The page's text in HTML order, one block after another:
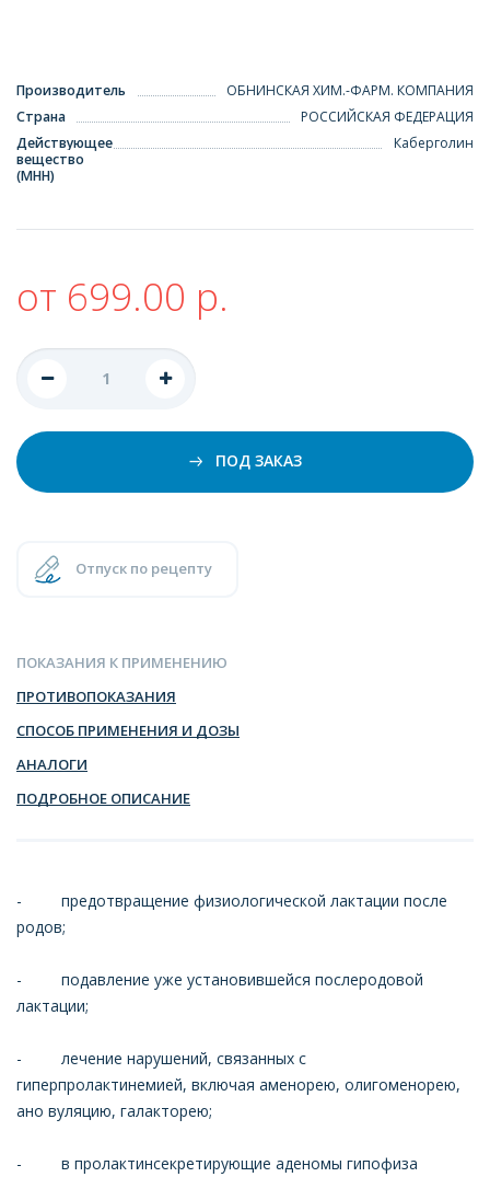
Производитель
ОБНИНСКАЯ ХИМ.-ФАРМ. КОМПАНИЯ
Страна
РОССИЙСКАЯ ФЕДЕРАЦИЯ
Действующее
вещество
(МНН)
Каберголин
от 699.00 р.
ПОД ЗАКАЗ
Отпуск по рецепту
ПОКАЗАНИЯ К ПРИМЕНЕНИЮ
ПРОТИВОПОКАЗАНИЯ
СПОСОБ ПРИМЕНЕНИЯ И ДОЗЫ
АНАЛОГИ
ПОДРОБНОЕ ОПИСАНИЕ
- предотвращение физиологической лактации после
родов;
- подавление уже установившейся послеродовой
лактации;
- лечение нарушений, связанных с
гиперпролактинемией, включая аменорею, олигоменорею,
ано вуляцию, галакторею;
- в пролактинсекретирующие аденомы гипофиза